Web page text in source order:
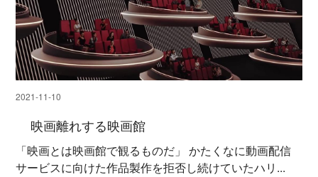
2021-11-10
映画離れする映画館
「映画とは映画館で観るものだ」 かたくなに動画配信
サービスに向けた作品製作を拒否し続けていたハリ...